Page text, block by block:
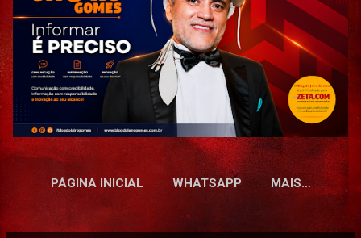
PÁGINA INICIAL WHATSAPP MAIS…